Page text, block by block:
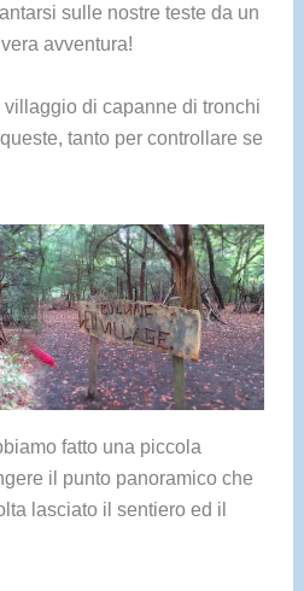
sulle nostre teste da un
avventura!
di capanne di tronchi
tanto per controllare se
fatto una piccola
il punto panoramico che
lasciato il sentiero ed il